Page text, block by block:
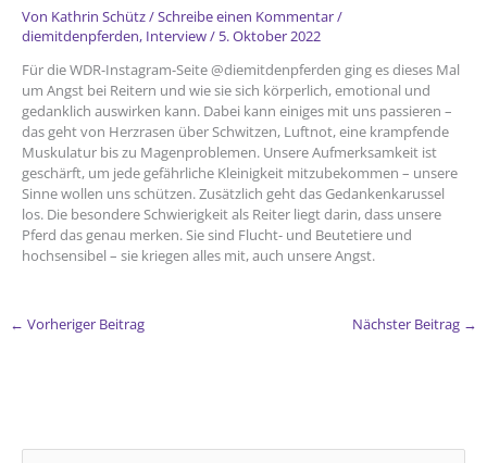
Von Kathrin Schütz/Schreibe einen Kommentar/
diemitdenpferden, Interview/ 5. Oktober 2022
Für die WDR-Instagram-Seite @diemitdenpferden ging es dieses Mal
um Angst bei Reitern und wie sie sich körperlich, emotional und
gedanklich auswirken kann. Dabei kann einiges mit uns passieren –
das geht von Herzrasen über Schwitzen, Luftnot, eine krampfende
Muskulatur bis zu Magenproblemen. Unsere Aufmerksamkeit ist
geschärft, um jede gefährliche Kleinigkeit mitzubekommen – unsere
Sinne wollen uns schützen. Zusätzlich geht das Gedankenkarussel
los. Die besondere Schwierigkeit als Reiter liegt darin, dass unsere
Pferd das genau merken. Sie sind Flucht- und Beutetiere und
hochsensibel – sie kriegen alles mit, auch unsere Angst.
← Vorheriger Beitrag Nächster Beitrag →